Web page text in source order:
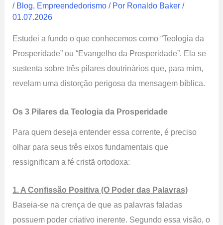
/ Blog, Empreendedorismo / Por Ronaldo Baker/
01.07.2026
Estudei a fundo o que conhecemos como “Teologia da
Prosperidade” ou “Evangelho da Prosperidade”. Ela se
sustenta sobre três pilares doutrinários que, para mim,
revelam uma distorção perigosa da mensagem bíblica.
Os 3 Pilares da Teologia da Prosperidade
Para quem deseja entender essa corrente, é preciso
olhar para seus três eixos fundamentais que
ressignificam a fé cristã ortodoxa:
1. A Confissão Positiva (O Poder das Palavras)
Baseia-se na crença de que as palavras faladas
possuem poder criativo inerente. Segundo essa visão, o